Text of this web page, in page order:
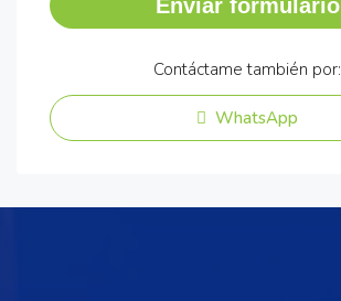
Enviar formulario
Contáctame también por:
WhatsApp